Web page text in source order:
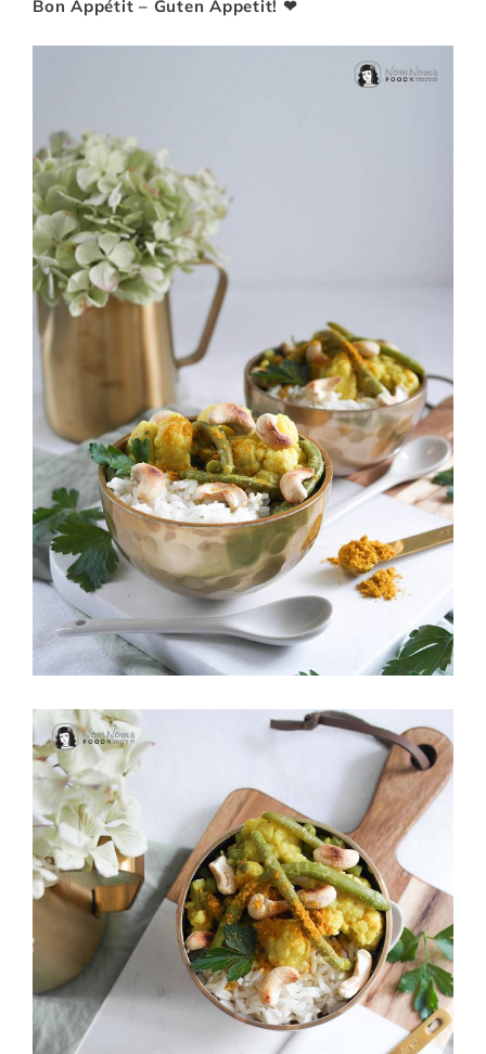
Bon Appétit – Guten Appetit! ❤